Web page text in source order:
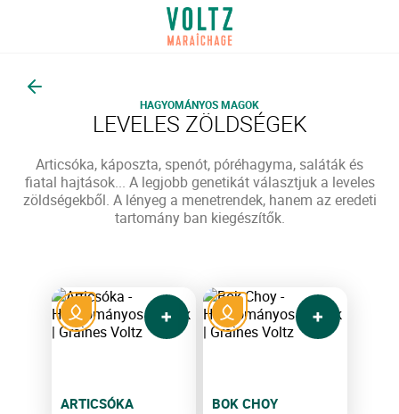
Vissza HAGYOMÁNYOS MAGOK
LEVELES ZÖLDSÉGEK
Articsóka, káposzta, spenót, póréhagyma, saláták és
fiatal hajtások... A legjobb genetikát választjuk a leveles
zöldségekből. A lényeg a menetrendek, hanem az eredeti
tartomány ban kiegészítők.
ARTICSÓKA BOK CHOY